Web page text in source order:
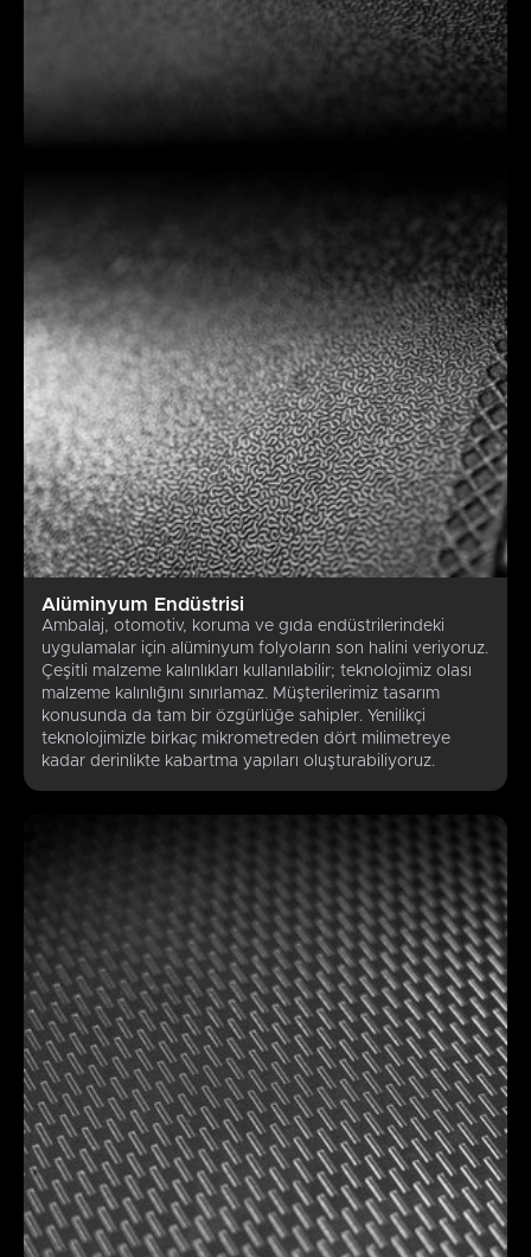
Alüminyum Endüstrisi
Ambalaj, otomotiv, koruma ve gıda endüstrilerindeki
uygulamalar için alüminyum folyoların son halini veriyoruz.
Çeşitli malzeme kalınlıkları kullanılabilir; teknolojimiz olası
malzeme kalınlığını sınırlamaz. Müşterilerimiz tasarım
konusunda da tam bir özgürlüğe sahipler. Yenilikçi
teknolojimizle birkaç mikrometreden dört milimetreye
kadar derinlikte kabartma yapıları oluşturabiliyoruz.